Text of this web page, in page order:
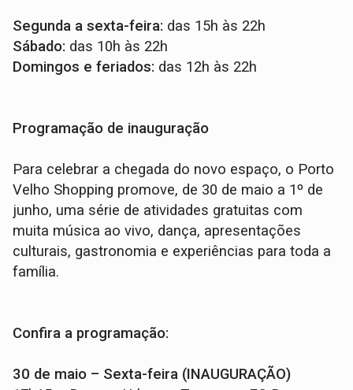
Segunda a sexta-feira: das 15h às 22h
Sábado: das 10h às 22h
Domingos e feriados: das 12h às 22h
Programação de inauguração
Para celebrar a chegada do novo espaço, o Porto
Velho Shopping promove, de 30 de maio a 1º de
junho, uma série de atividades gratuitas com
muita música ao vivo, dança, apresentações
culturais, gastronomia e experiências para toda a
família.
Confira a programação:
30 de maio – Sexta-feira (INAUGURAÇÃO)